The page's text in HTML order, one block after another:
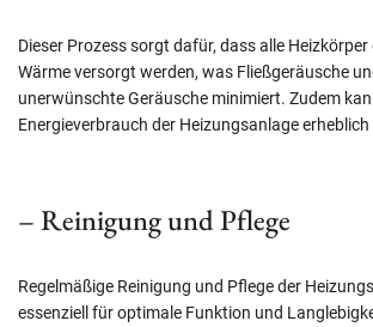
Dieser Prozess sorgt dafür, dass alle
Wärme versorgt werden, was Fließgeräusche
unerwünschte Geräusche minimiert. Zudem
Energieverbrauch der Heizungsanlage
– Reinigung und Pflege
Regelmäßige Reinigung und Pflege der
essenziell für optimale Funktion und